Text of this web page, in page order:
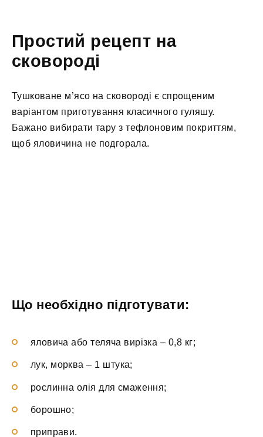
Простий рецепт на
сковороді
Тушковане м’ясо на сковороді є спрощеним
варіантом приготування класичного гуляшу.
Бажано вибирати тару з тефлоновим покриттям,
щоб яловичина не подгорала.
Що необхідно підготувати:
яловича або теляча вирізка – 0,8 кг;
лук, морква – 1 штука;
рослинна олія для смаження;
борошно;
приправи.